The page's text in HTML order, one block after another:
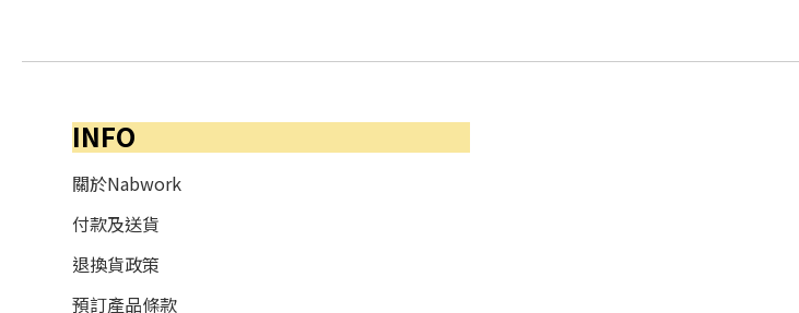
INFO
關於Nabwork
付款及送貨
退換貨政策
預訂產品條款